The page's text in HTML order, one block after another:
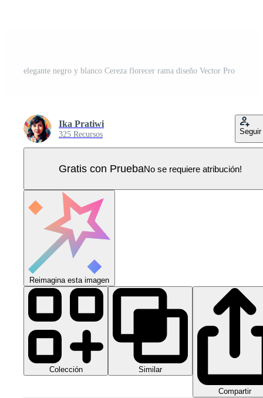
elegante negro y blanco Cereza florecer rama diseño Vector Pro
Ika Pratiwi
325 Recursos Seguir
Gratis con PruebaNo se requiere atribución!
Reimagina esta imagen
Colección Similar
Compartir